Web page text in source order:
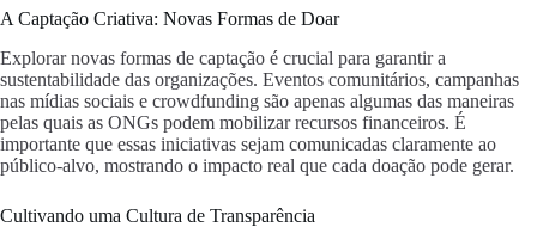
A Captação Criativa: Novas Formas de Doar
Explorar novas formas de captação é crucial para garantir a
sustentabilidade das organizações. Eventos comunitários, campanhas
nas mídias sociais e crowdfunding são apenas algumas das maneiras
pelas quais as ONGs podem mobilizar recursos financeiros. É
importante que essas iniciativas sejam comunicadas claramente ao
público-alvo, mostrando o impacto real que cada doação pode gerar.
Cultivando uma Cultura de Transparência